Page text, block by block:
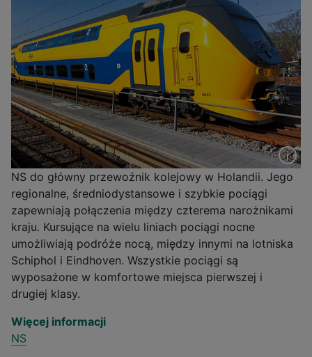
NS do główny przewoźnik kolejowy w Holandii. Jego
regionalne, średniodystansowe i szybkie pociągi
zapewniają połączenia między czterema narożnikami
kraju. Kursujące na wielu liniach pociągi nocne
umożliwiają podróże nocą, między innymi na lotniska
Schiphol i Eindhoven. Wszystkie pociągi są
wyposażone w komfortowe miejsca pierwszej i
drugiej klasy.
Więcej informacji
NS